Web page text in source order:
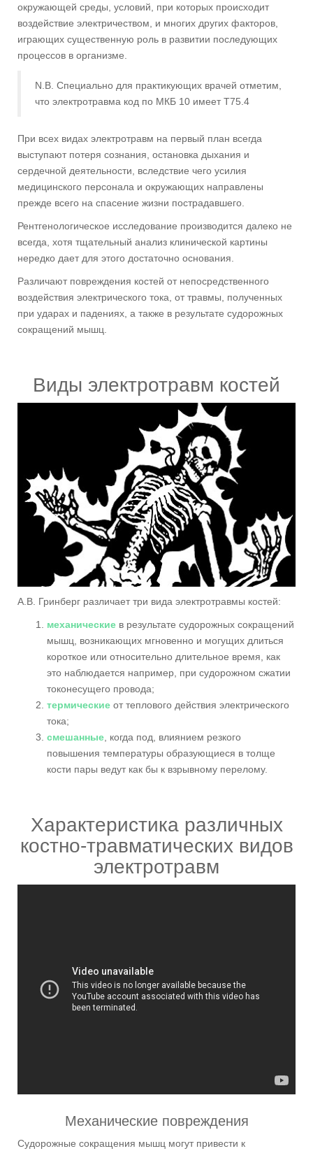
окружающей среды, условий, при которых происходит
воздействие электричеством, и многих других факторов,
играющих существенную роль в развитии последующих
процессов в организме.
N.B. Специально для практикующих врачей отметим,
что электротравма код по МКБ 10 имеет T75.4
При всех видах электротравм на первый план всегда
выступают потеря сознания, остановка дыхания и
сердечной деятельности, вследствие чего усилия
медицинского персонала и окружающих направлены
прежде всего на спасение жизни пострадавшего.
Рентгенологическое исследование производится далеко не
всегда, хотя тщательный анализ клинической картины
нередко дает для этого достаточно основания.
Различают повреждения костей от непосредственного
воздействия электрического тока, от травмы, полученных
при ударах и падениях, а также в результате судорожных
сокращений мышц.
Виды электротравм костей
А.В. Гринберг различает три вида электротравмы костей:
механические в результате судорожных сокращений
мышц, возникающих мгновенно и могущих длиться
короткое или относительно длительное время, как
это наблюдается например, при судорожном сжатии
токонесущего провода;
термические от теплового действия электрического
тока;
смешанные, когда под, влиянием резкого
повышения температуры образующиеся в толще
кости пары ведут как бы к взрывному перелому.
Характеристика различных
костно-травматических видов
электротравм
Механические повреждения
Судорожные сокращения мышц могут привести к